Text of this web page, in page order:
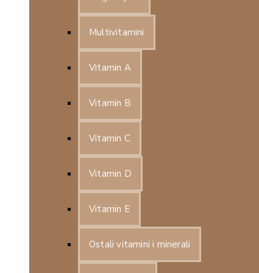
Multivitamini
Vitamin A
Vitamin B
Vitamin C
Vitamin D
Vitamin E
Ostali vitamini i minerali